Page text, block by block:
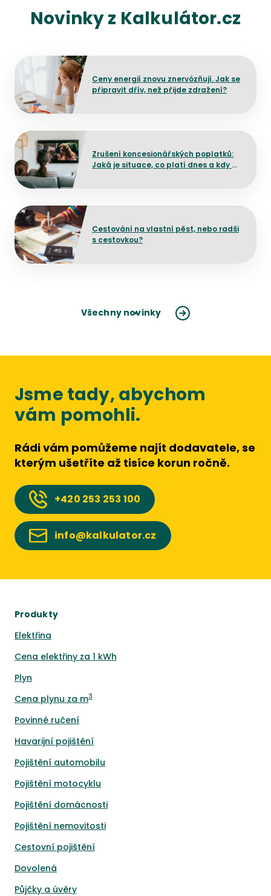
Novinky z Kalkulátor.cz
Ceny energií znovu znervózňují. Jak se
připravit dřív, než přijde zdražení?
Přejít na detail článku
Zrušení koncesionářských poplatků:
Jaká je situace, co platí dnes a kdy by
Přejít na detail článku
Cestování na vlastní pěst, nebo radši
s cestovkou?
Přejít na detail článku
Všechny novinky
Jsme tady, abychom
vám pomohli.
Rádi vám pomůžeme najít dodavatele, se
kterým ušetříte až tisíce korun ročně.
+420 253 253 100
info@kalkulator.cz
Produkty
Elektřina
Cena elektřiny za 1 kWh
Plyn
Cena plynu za m3
Povinné ručení
Havarijní pojištění
Pojištění automobilu
Pojištění motocyklu
Pojištění domácnosti
Pojištění nemovitosti
Cestovní pojištění
Dovolená
Půjčky a úvěry